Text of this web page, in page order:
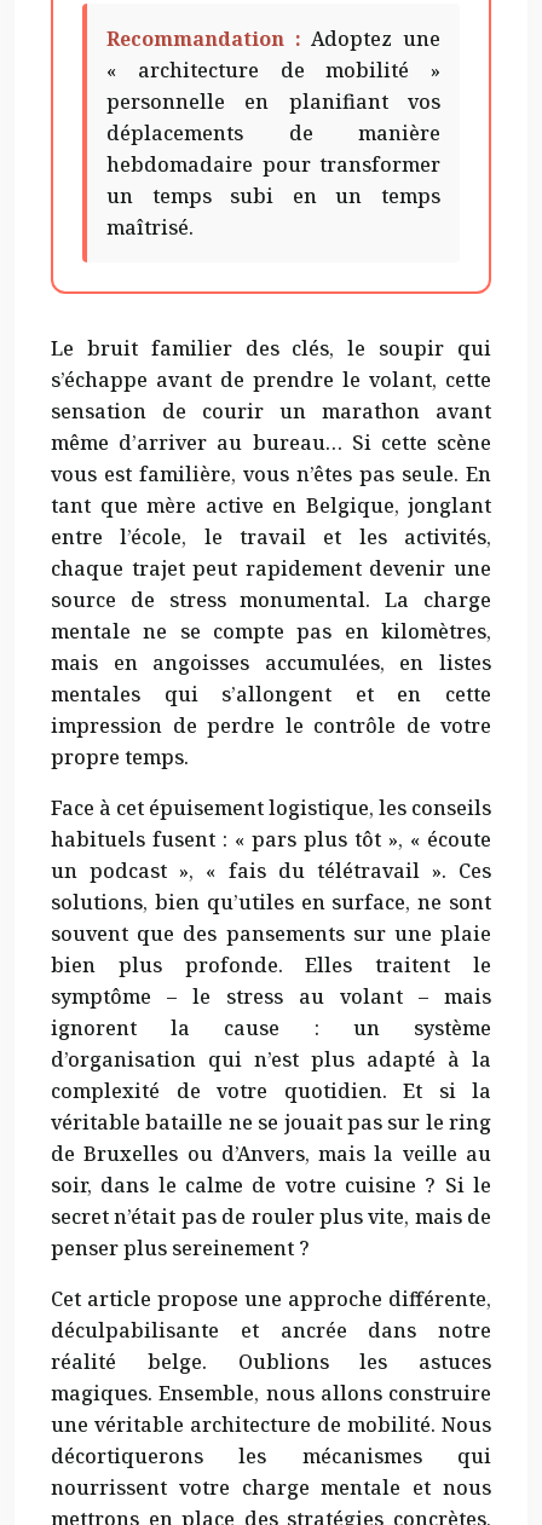
Recommandation : Adoptez une
« architecture de mobilité »
personnelle en planifiant vos
déplacements de manière
hebdomadaire pour transformer
un temps subi en un temps
maîtrisé.
Le bruit familier des clés, le soupir qui
s’échappe avant de prendre le volant, cette
sensation de courir un marathon avant
même d’arriver au bureau… Si cette scène
vous est familière, vous n’êtes pas seule. En
tant que mère active en Belgique, jonglant
entre l’école, le travail et les activités,
chaque trajet peut rapidement devenir une
source de stress monumental. La charge
mentale ne se compte pas en kilomètres,
mais en angoisses accumulées, en listes
mentales qui s’allongent et en cette
impression de perdre le contrôle de votre
propre temps.
Face à cet épuisement logistique, les conseils
habituels fusent : « pars plus tôt », « écoute
un podcast », « fais du télétravail ». Ces
solutions, bien qu’utiles en surface, ne sont
souvent que des pansements sur une plaie
bien plus profonde. Elles traitent le
symptôme – le stress au volant – mais
ignorent la cause : un système
d’organisation qui n’est plus adapté à la
complexité de votre quotidien. Et si la
véritable bataille ne se jouait pas sur le ring
de Bruxelles ou d’Anvers, mais la veille au
soir, dans le calme de votre cuisine ? Si le
secret n’était pas de rouler plus vite, mais de
penser plus sereinement ?
Cet article propose une approche différente,
déculpabilisante et ancrée dans notre
réalité belge. Oublions les astuces
magiques. Ensemble, nous allons construire
une véritable architecture de mobilité. Nous
décortiquerons les mécanismes qui
nourrissent votre charge mentale et nous
mettrons en place des stratégies concrètes,